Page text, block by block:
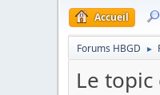
Accueil
Forums HBGD ►
Le